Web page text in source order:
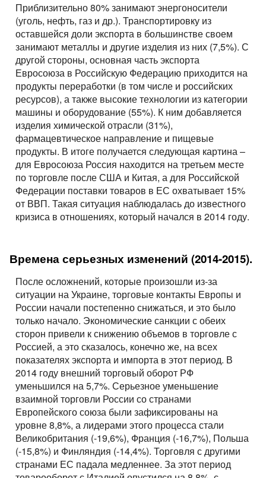
Приблизительно 80% занимают энергоносители
(уголь, нефть, газ и др.). Транспортировку из
оставшейся доли экспорта в большинстве своем
занимают металлы и другие изделия из них (7,5%). С
другой стороны, основная часть экспорта
Евросоюза в Российскую Федерацию приходится на
продукты переработки (в том числе и российских
ресурсов), а также высокие технологии из категории
машины и оборудование (55%). К ним добавляется
изделия химической отрасли (31%),
фармацевтическое направление и пищевые
продукты. В итоге получается следующая картина –
для Евросоюза Россия находится на третьем месте
по торговле после США и Китая, а для Российской
Федерации поставки товаров в ЕС охватывает 15%
от ВВП. Такая ситуация наблюдалась до известного
кризиса в отношениях, который начался в 2014 году.
Времена серьезных изменений (2014-2015).
После осложнений, которые произошли из-за
ситуации на Украине, торговые контакты Европы и
России начали постепенно снижаться, и это было
только начало. Экономические санкции с обеих
сторон привели к снижению объемов в торговле с
Россией, а это сказалось, конечно же, на всех
показателях экспорта и импорта в этот период. В
2014 году внешний торговый оборот РФ
уменьшился на 5,7%. Серьезное уменьшение
взаимной торговли России со странами
Европейского союза были зафиксированы на
уровне 8,8%, а лидерами этого процесса стали
Великобритания (-19,6%), Франция (-16,7%), Польша
(-15,8%) и Финляндия (-14,4%). Торговля с другими
странами ЕС падала медленнее. За этот период